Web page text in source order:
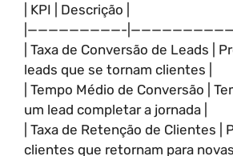
| KPI | Descrição |
|—————————-
| Taxa de Conversão de Leads |
leads que se tornam clientes |
| Tempo Médio de Conversão |
um lead completar a jornada |
| Taxa de Retenção de Clientes |
clientes que retornam para novas